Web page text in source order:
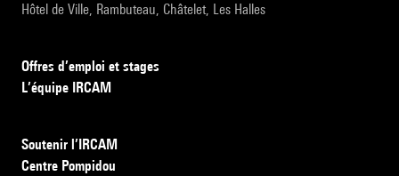
Hôtel de Ville, Rambuteau, Châtelet, Les Halles
Offres d’emploi et stages
L’équipe IRCAM
Soutenir l’IRCAM
Centre Pompidou